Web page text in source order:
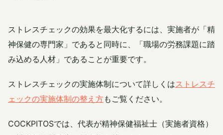
ストレスチェックの効果を最大化するには、実施者が「精
神保健の専門家」であると同時に、「職場の労務課題に踏
み込める人材」であることが重要です。
ストレスチェックの実施体制について詳しくはストレスチ
ェックの実施体制の整え方もご覧ください。
COCKPITOSでは、代表が精神保健福祉士（実施者資格）